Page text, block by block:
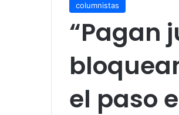
columnistas
“Pagan
el paso